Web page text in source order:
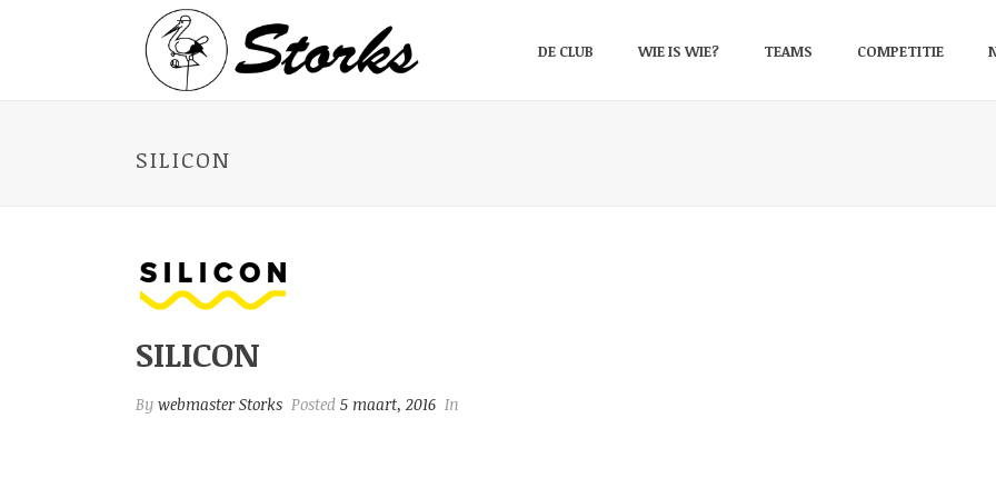
DE CLUB WIE IS WIE? TEAMS COMPETITIE
SILICON
SILICON
By webmaster Storks Posted 5 maart, 2016 In